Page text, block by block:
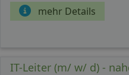
mehr Details
IT-Leiter (m/ w/ d) -